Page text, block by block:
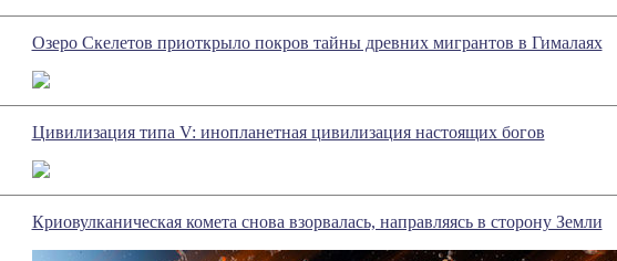
Озеро Скелетов приоткрыло покров тайны древних мигрантов в Гималаях
Цивилизация типа V: инопланетная цивилизация настоящих богов
Криовулканическая комета снова взорвалась, направляясь в сторону Земли